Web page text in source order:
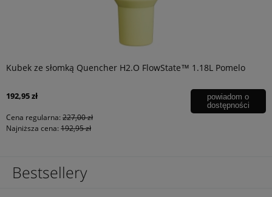
Kubek ze słomką Quencher H2.O FlowState™ 1.18L Pomelo
192,95 zł
Cena regularna: 227,00 zł
Najniższa cena: 192,95 zł
powiadom o
dostępności
Bestsellery